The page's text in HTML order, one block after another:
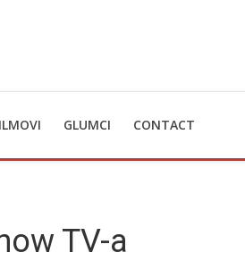
GLUMCI CONTACT
TV-a